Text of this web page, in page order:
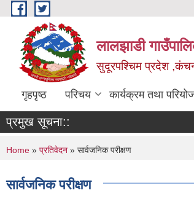
Skip to main content
लालझाडी
सुदूरपश्चिम प्रदेश
गृहपृष्ठ परिचय कार्यक्रम तथा
प्रमुख सूचना::
You are here
Home » प्रतिवेदन » सार्वजनिक परीक्षण
सार्वजनिक परीक्षण